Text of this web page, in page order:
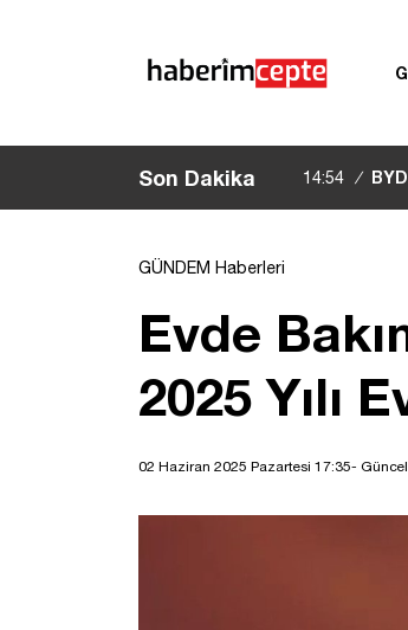
Son Dakika 14:54 /
GÜNDEM Haberleri
Evde
2025 Yılı
02 Haziran 2025 Pazartesi 17:35-